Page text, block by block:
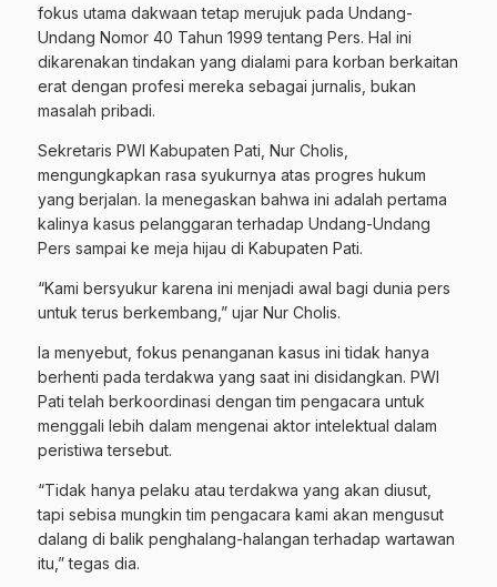
fokus utama dakwaan tetap merujuk pada Undang-
Undang Nomor 40 Tahun 1999 tentang Pers. Hal ini
dikarenakan tindakan yang dialami para korban berkaitan
erat dengan profesi mereka sebagai jurnalis, bukan
masalah pribadi.
Sekretaris PWI Kabupaten Pati, Nur Cholis,
mengungkapkan rasa syukurnya atas progres hukum
yang berjalan. Ia menegaskan bahwa ini adalah pertama
kalinya kasus pelanggaran terhadap Undang-Undang
Pers sampai ke meja hijau di Kabupaten Pati.
“Kami bersyukur karena ini menjadi awal bagi dunia pers
untuk terus berkembang,” ujar Nur Cholis.
Ia menyebut, fokus penanganan kasus ini tidak hanya
berhenti pada terdakwa yang saat ini disidangkan. PWI
Pati telah berkoordinasi dengan tim pengacara untuk
menggali lebih dalam mengenai aktor intelektual dalam
peristiwa tersebut.
“Tidak hanya pelaku atau terdakwa yang akan diusut,
tapi sebisa mungkin tim pengacara kami akan mengusut
dalang di balik penghalang-halangan terhadap wartawan
itu,” tegas dia.